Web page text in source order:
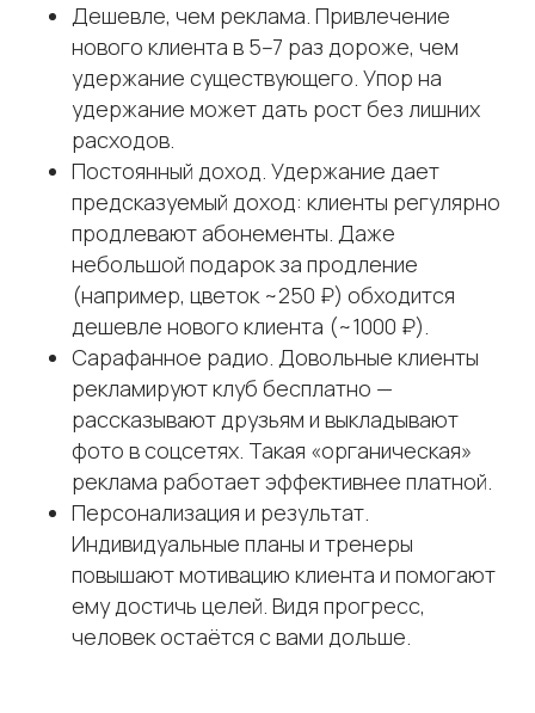
Дешевле, чем реклама. Привлечение
нового клиента в 5–7 раз дороже, чем
удержание существующего. Упор на
удержание может дать рост без лишних
расходов.
Постоянный доход. Удержание дает
предсказуемый доход: клиенты регулярно
продлевают абонементы. Даже
небольшой подарок за продление
(например, цветок ~250 ₽) обходится
дешевле нового клиента (~1000 ₽).
Сарафанное радио. Довольные клиенты
рекламируют клуб бесплатно —
рассказывают друзьям и выкладывают
фото в соцсетях. Такая «органическая»
реклама работает эффективнее платной.
Персонализация и результат.
Индивидуальные планы и тренеры
повышают мотивацию клиента и помогают
ему достичь целей. Видя прогресс,
человек остаётся с вами дольше.